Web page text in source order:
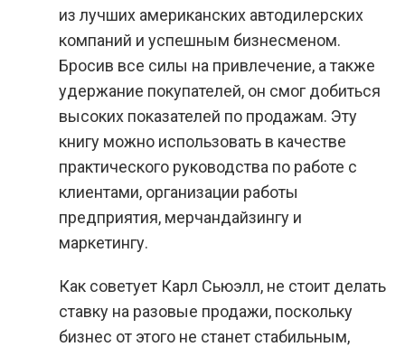
из лучших американских автодилерских
компаний и успешным бизнесменом.
Бросив все силы на привлечение, а также
удержание покупателей, он смог добиться
высоких показателей по продажам. Эту
книгу можно использовать в качестве
практического руководства по работе с
клиентами, организации работы
предприятия, мерчандайзингу и
маркетингу.
Как советует Карл Сьюэлл, не стоит делать
ставку на разовые продажи, поскольку
бизнес от этого не станет стабильным,